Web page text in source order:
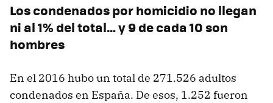
Los condenados por homicidio no llegan
ni al 1% del total… y 9 de cada 10 son
hombres
En el 2016 hubo un total de 271.526 adultos
condenados en España. De esos, 1.252 fueron